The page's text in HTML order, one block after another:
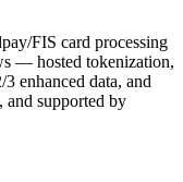
FIS card processing
— hosted tokenization,
enhanced data, and
and supported by